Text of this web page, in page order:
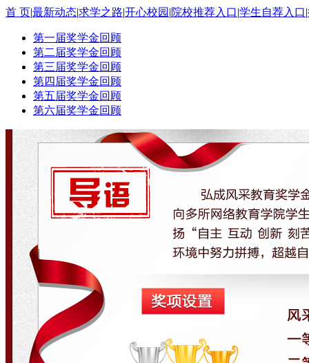
首 页|最新动态|求学之路|开心校园 |院校推荐入口|学生自荐入口|
第一届奖学金回顾
第二届奖学金回顾
第三届奖学金回顾
第四届奖学金回顾
第五届奖学金回顾
第六届奖学金回顾